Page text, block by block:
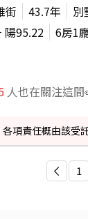
街 43.7年
別
陽95.22 6房1
人也在關注這間
項責任概由該受
1